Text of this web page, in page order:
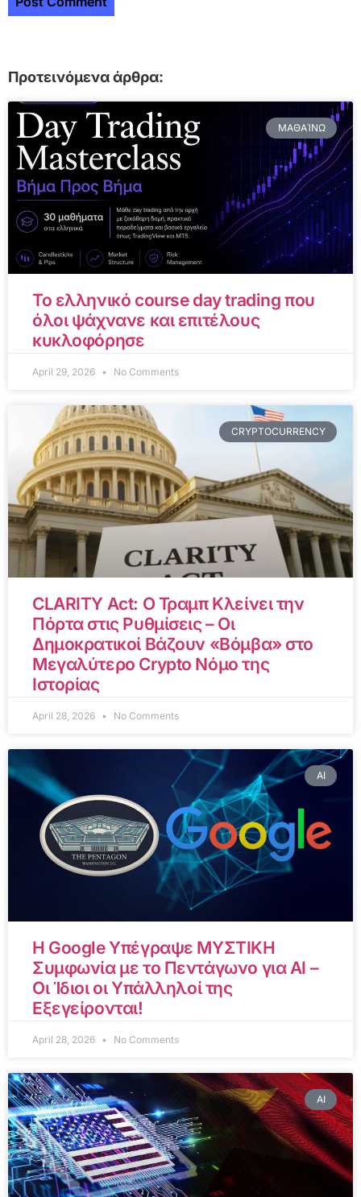
Προτεινόμενα άρθρα:
ΜΑΘΑΊΝΩ
Το ελληνικό course day trading που
όλοι ψάχνανε και επιτέλους
κυκλοφόρησε
April 29, 2026 No Comments
CRYPTOCURRENCY
CLARITY Act: Ο Τραμπ Κλείνει την
Πόρτα στις Ρυθμίσεις – Οι
Δημοκρατικοί Βάζουν «Βόμβα» στο
Μεγαλύτερο Crypto Νόμο της
Ιστορίας
April 28, 2026 No Comments
AI
Η Google Υπέγραψε ΜΥΣΤΙΚΗ
Συμφωνία με το Πεντάγωνο για AI –
Οι Ίδιοι οι Υπάλληλοί της
Εξεγείρονται!
April 28, 2026 No Comments
AI